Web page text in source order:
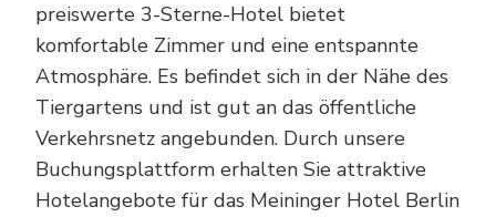
preiswerte 3-Sterne-Hotel bietet
komfortable Zimmer und eine entspannte
Atmosphäre. Es befindet sich in der Nähe des
Tiergartens und ist gut an das öffentliche
Verkehrsnetz angebunden. Durch unsere
Buchungsplattform erhalten Sie attraktive
Hotelangebote für das Meininger Hotel Berlin